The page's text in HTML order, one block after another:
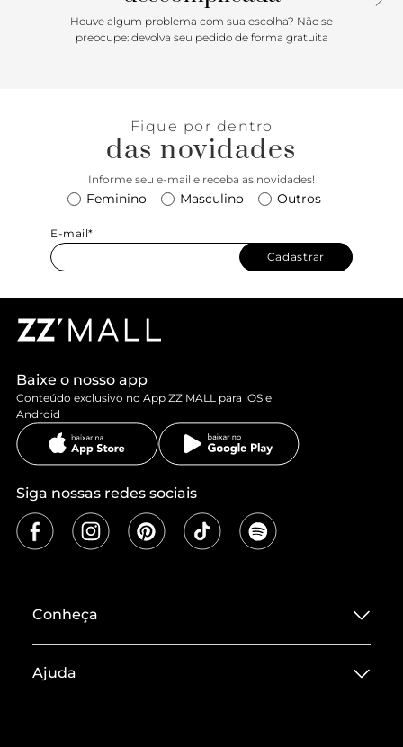
Houve algum problema com sua escolha? Não se
preocupe: devolva seu pedido de forma gratuita
Fique por dentro
das novidades
Informe seu e-mail e receba as novidades!
Feminino Masculino Outros
E-mail*
Cadastrar
Baixe o nosso app
Conteúdo exclusivo no App ZZ MALL para iOS e
Android
Siga nossas redes sociais
Conheça
Termos de Uso
Ajuda